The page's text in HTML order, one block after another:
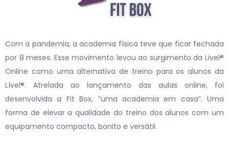
Com a pandemia, a academia física teve que ficar fechada
por 8 meses. Esse movimento levou ao surgimento da Livel®
Online como uma alternativa de treino para os alunos da
Lível®. Atrelada ao lançamento das aulas online, foi
desenvolvida a Fit Box, “uma academia em casa”. Uma
forma de elevar a qualidade do treino dos alunos com um
equipamento compacto, bonito e versátil.